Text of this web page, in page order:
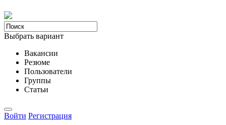
Выбрать вариант
Вакансии
Резюме
Пользователи
Группы
Статьи
Войти Регистрация